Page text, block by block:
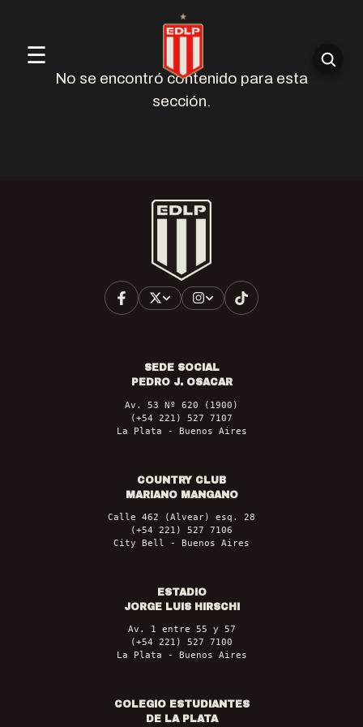
☰
No se encontró contenido para esta
sección.
SEDE SOCIAL
PEDRO J. OSACAR
Av. 53 Nº 620 (1900)
(+54 221) 527 7107
La Plata - Buenos Aires
COUNTRY CLUB
MARIANO MANGANO
Calle 462 (Alvear) esq. 28
(+54 221) 527 7106
City Bell - Buenos Aires
ESTADIO
JORGE LUIS HIRSCHI
Av. 1 entre 55 y 57
(+54 221) 527 7100
La Plata - Buenos Aires
COLEGIO ESTUDIANTES
DE LA PLATA